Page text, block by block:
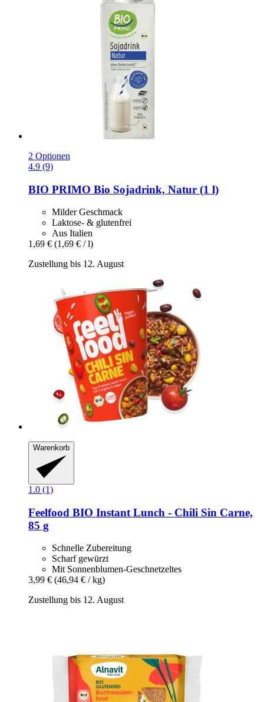
2 Optionen
4.9 (9)
BIO PRIMO Bio Sojadrink, Natur (1 l)
Milder Geschmack
Laktose- & glutenfrei
Aus Italien
1,69 € (1,69 € / l)
Zustellung bis 12. August
Warenkorb
1.0 (1)
Feelfood BIO Instant Lunch -​ Chili Sin Carne,
85 g
Schnelle Zubereitung
Scharf gewürzt
Mit Sonnenblumen-Geschnetzeltes
3,99 € (46,94 € / kg)
Zustellung bis 12. August